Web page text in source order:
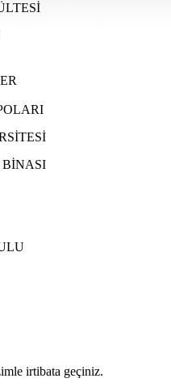
irtibata geçiniz.